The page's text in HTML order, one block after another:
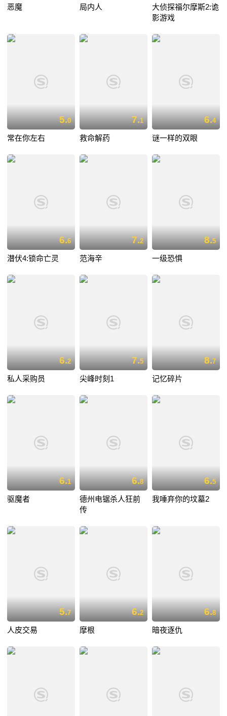
恶魔 局内人
大侦探福尔摩斯2:诡
影游戏
5.0
常在你左右
7.1
救命解药
6.4
谜一样的双眼
6.6
潜伏4:锁命亡灵
7.2
范海辛
8.5
一级恐惧
6.2
私人采购员
7.5
尖峰时刻1
8.7
记忆碎片
6.1
驱魔者
6.8
德州电锯杀人狂前
传
6.5
我唾弃你的坟墓2
5.7
人皮交易
6.2
摩根
6.8
暗夜逐仇